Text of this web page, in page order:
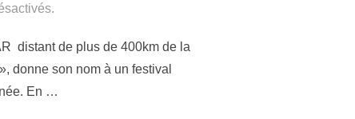
distant de plus de 400km de la
donne son nom à un festival
En …